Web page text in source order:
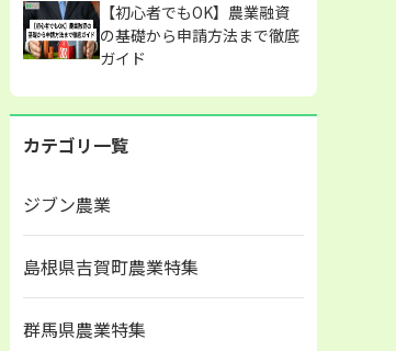
【初心者でもOK】農業融資
の基礎から申請方法まで徹底
ガイド
カテゴリ一覧
ジブン農業
島根県吉賀町農業特集
群馬県農業特集